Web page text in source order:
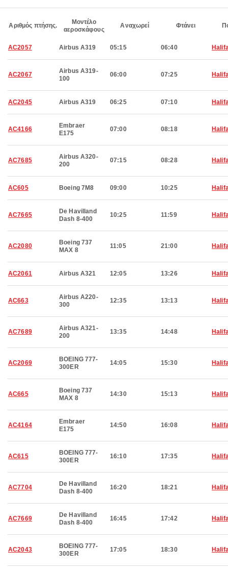
Αριθμός πτήσης.
Μοντέλο
αεροσκάφους
Αναχωρεί Φτάνει
AC2057 Airbus A319 05:15 06:40
AC2067
Airbus A319-
100
06:00 07:25
AC2045 Airbus A319 06:25 07:10
AC4166
Embraer
E175
07:00 08:18
AC7685
Airbus A320-
200
07:15 08:28
AC605 Boeing 7M8 09:00 10:25
AC7665
De Havilland
Dash 8-400
10:25 11:59
AC2080
Boeing 737
MAX 8
11:05 21:00
AC2061 Airbus A321 12:05 13:26
AC663
Airbus A220-
300
12:35 13:13
AC7689
Airbus A321-
200
13:35 14:48
AC2069
BOEING 777-
300ER
14:05 15:30
AC665
Boeing 737
MAX 8
14:30 15:13
AC4164
Embraer
E175
14:50 16:08
AC615
BOEING 777-
300ER
16:10 17:35
AC7704
De Havilland
Dash 8-400
16:20 18:21
AC7669
De Havilland
Dash 8-400
16:45 17:42
AC2043
BOEING 777-
300ER
17:05 18:30